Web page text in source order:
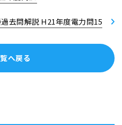
へ戻る
去問解説 H21年度電力問15